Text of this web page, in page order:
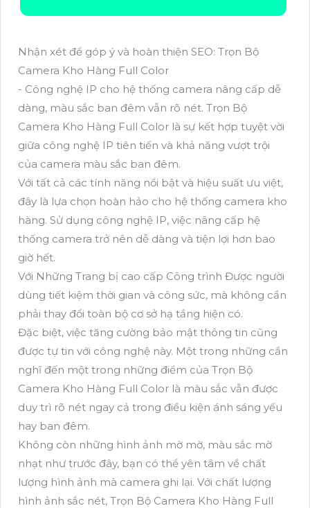
Nhận xét để góp ý và hoàn thiện SEO: Trọn Bộ
Camera Kho Hàng Full Color
- Công nghệ IP cho hệ thống camera nâng cấp dễ
dàng, màu sắc ban đêm vẫn rõ nét. Trọn Bộ
Camera Kho Hàng Full Color là sự kết hợp tuyệt vời
giữa công nghệ IP tiên tiến và khả năng vượt trội
của camera màu sắc ban đêm.
Với tất cả các tính năng nổi bật và hiệu suất ưu việt,
đây là lựa chọn hoàn hảo cho hệ thống camera kho
hàng. Sử dụng công nghệ IP, việc nâng cấp hệ
thống camera trở nên dễ dàng và tiện lợi hơn bao
giờ hết.
Với Những Trang bị cao cấp Công trình Được người
dùng tiết kiệm thời gian và công sức, mà không cần
phải thay đổi toàn bộ cơ sở hạ tầng hiện có.
Đặc biệt, việc tăng cường bảo mật thông tin cũng
được tự tin với công nghệ này. Một trong những cần
nghĩ đến một trong những điểm của Trọn Bộ
Camera Kho Hàng Full Color là màu sắc vẫn được
duy trì rõ nét ngay cả trong điều kiện ánh sáng yếu
hay ban đêm.
Không còn những hình ảnh mờ mờ, màu sắc mờ
nhạt như trước đây, bạn có thể yên tâm về chất
lượng hình ảnh mà camera ghi lại. Với chất lượng
hình ảnh sắc nét, Trọn Bộ Camera Kho Hàng Full